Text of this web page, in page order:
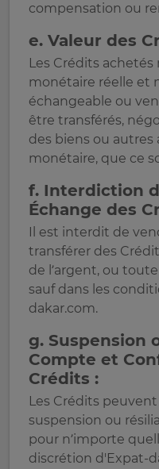
compensation ou
e. Valeur des
Les Crédits
monétaire réelle et
échangeable ou
être transférés,
des biens ou autres
monétaire, que ce
f. Interdiction
Échange des
Il est interdit de
transférer des
de l’argent, ou
sauf dans les
dakar.com.
g. Suspension
Compte et
Crédits :
Les Crédits
suspension ou
pour n’importe
discrétion d'Expat-